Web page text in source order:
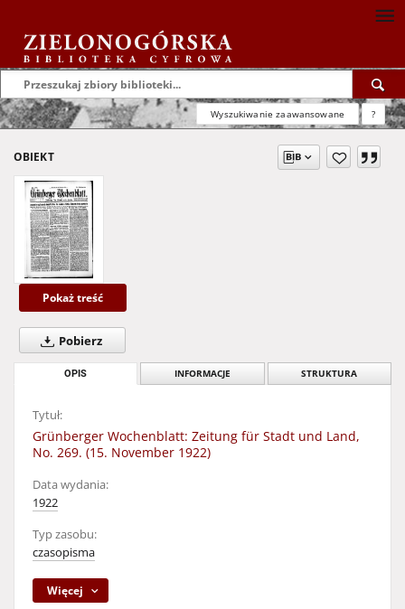
Wyszukiwanie zaawansowane ?
OBIEKT
Pokaż treść
Pobierz
OPIS INFORMACJE STRUKTURA
Tytuł:
Grünberger Wochenblatt: Zeitung für Stadt und Land,
No. 269. (15. November 1922)
Data wydania:
1922
Typ zasobu:
czasopisma
Więcej